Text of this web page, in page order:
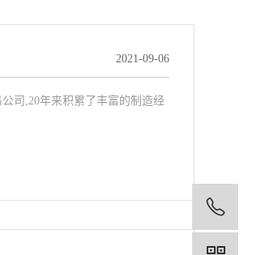
2021-09-06
司,20年来积累了丰富的制造经